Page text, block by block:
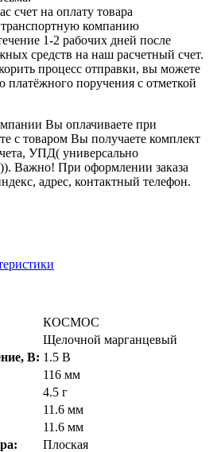
счет на оплату товара
транспортную компанию
1-2 рабочих дней после
средств на наш расчетный счет.
процесс отправки, вы можете
платёжного поручения с отметкой
Вы оплачиваете при
с товаром Вы получаете комплект
УПД( универсально
Важно! При оформлении заказа
адрес, контактный телефон.
КОСМОС
Щелочной марганцевый
В: 1.5 В
116 мм
4.5 г
11.6 мм
11.6 мм
Плоская